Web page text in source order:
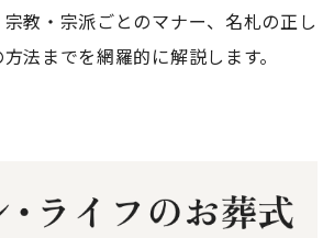
教・宗派ごとのマナー、名札の正し
法までを網羅的に解説します。